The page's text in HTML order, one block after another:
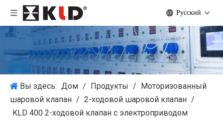
Pусский
Вы здесь: Дом / Продукты / Моторизованный
шаровой клапан / 2-ходовой шаровой клапан /
KLD 400 2-ходовой клапан с электроприводом